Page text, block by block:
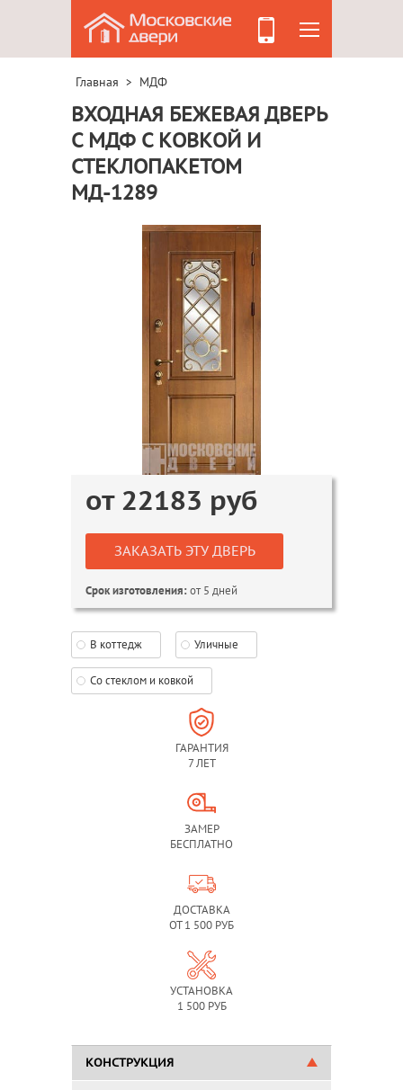
Главная > МДФ
ВХОДНАЯ БЕЖЕВАЯ ДВЕРЬ
С МДФ С КОВКОЙ И
СТЕКЛОПАКЕТОМ
МД-1289
от 22183 руб
ЗАКАЗАТЬ ЭТУ ДВЕРЬ
Срок изготовления:от 5 дней
В коттедж Уличные
Со стеклом и ковкой
ГАРАНТИЯ
7 ЛЕТ
ЗАМЕР
БЕСПЛАТНО
ДОСТАВКА
ОТ 1 500 РУБ
УСТАНОВКА
1 500 РУБ
КОНСТРУКЦИЯ